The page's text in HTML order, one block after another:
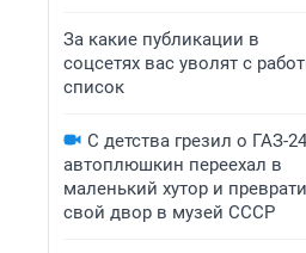
За какие публикации в
соцсетях вас уволят с
список
С детства грезил о ГАЗ-
автоплюшкин переехал в
маленький хутор и
свой двор в музей СССР